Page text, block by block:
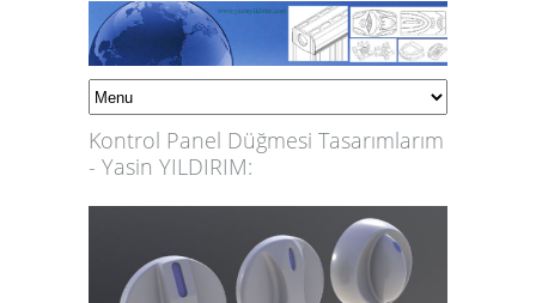
Kontrol Panel Düğmesi Tasarımlarım
- Yasin YILDIRIM: